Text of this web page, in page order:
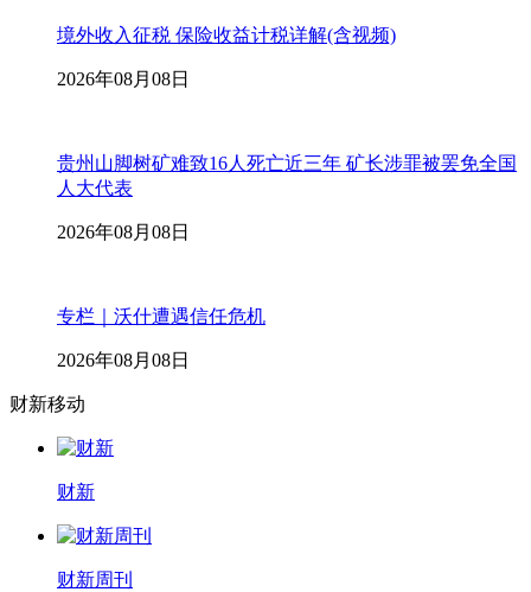
境外收入征税 保险收益计税详解(含视频)
2026年08月08日
贵州山脚树矿难致16人死亡近三年 矿长涉罪被罢免全国
人大代表
2026年08月08日
专栏｜沃什遭遇信任危机
2026年08月08日
财新移动
财新
财新周刊